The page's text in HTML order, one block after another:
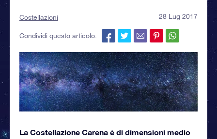
Costellazioni 28 Lug 2017
Condividi questo articolo:
La Costellazione Carena è di dimensioni medio